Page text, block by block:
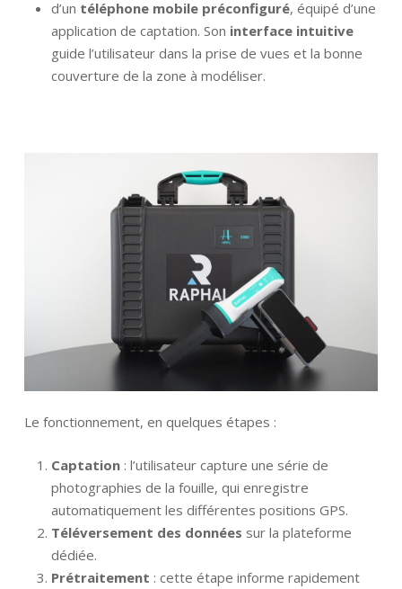
d’un téléphone mobile préconfiguré, équipé d’une
application de captation. Son interface intuitive
guide l’utilisateur dans la prise de vues et la bonne
couverture de la zone à modéliser.
Le fonctionnement, en quelques étapes :
Captation : l’utilisateur capture une série de
photographies de la fouille, qui enregistre
automatiquement les différentes positions GPS.
Téléversement des données sur la plateforme
dédiée.
Prétraitement : cette étape informe rapidement